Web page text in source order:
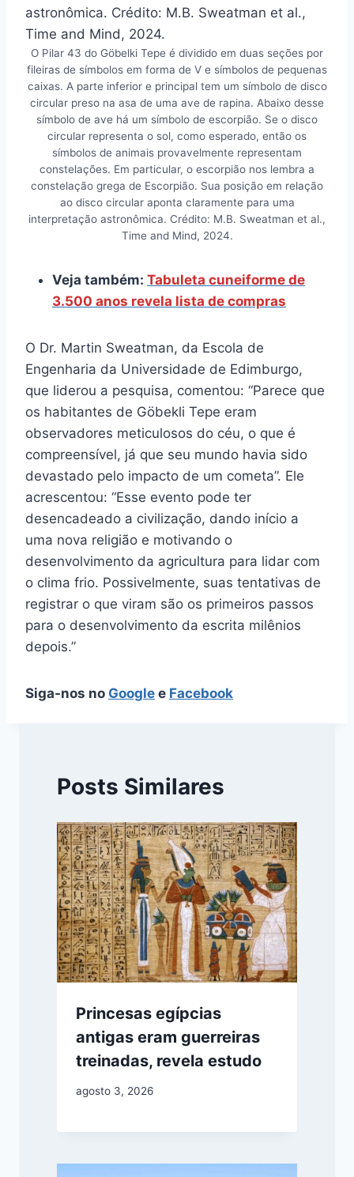
O Pilar 43 do Göbelki Tepe é dividido em duas seções por
fileiras de símbolos em forma de V e símbolos de pequenas
caixas. A parte inferior e principal tem um símbolo de disco
circular preso na asa de uma ave de rapina. Abaixo desse
símbolo de ave há um símbolo de escorpião. Se o disco
circular representa o sol, como esperado, então os
símbolos de animais provavelmente representam
constelações. Em particular, o escorpião nos lembra a
constelação grega de Escorpião. Sua posição em relação
ao disco circular aponta claramente para uma
interpretação astronômica. Crédito: M.B. Sweatman et al.,
Time and Mind, 2024.
Veja também: Tabuleta cuneiforme de
3.500 anos revela lista de compras
O Dr. Martin Sweatman, da Escola de
Engenharia da Universidade de Edimburgo,
que liderou a pesquisa, comentou: “Parece que
os habitantes de Göbekli Tepe eram
observadores meticulosos do céu, o que é
compreensível, já que seu mundo havia sido
devastado pelo impacto de um cometa”. Ele
acrescentou: “Esse evento pode ter
desencadeado a civilização, dando início a
uma nova religião e motivando o
desenvolvimento da agricultura para lidar com
o clima frio. Possivelmente, suas tentativas de
registrar o que viram são os primeiros passos
para o desenvolvimento da escrita milênios
depois.”
Siga-nos no Google e Facebook
Posts Similares
Princesas egípcias
antigas eram guerreiras
treinadas, revela estudo
agosto 3, 2026